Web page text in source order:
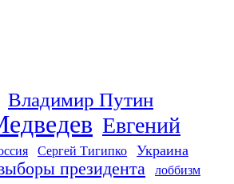
Владимир Путин
Евгений
Сергей Тигипко Украина
президента лоббизм